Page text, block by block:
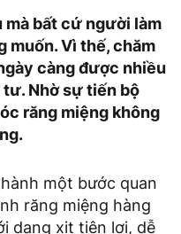
mà bất cứ người làm
muốn. Vì thế, chăm
càng được nhiều
tư. Nhờ sự tiến bộ
răng miệng không
một bước quan
răng miệng hàng
dạng xịt tiện lợi, dễ